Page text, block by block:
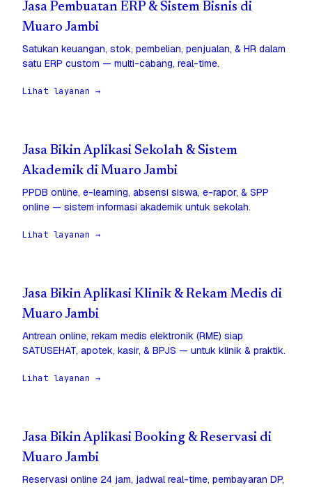
Jasa Pembuatan ERP & Sistem Bisnis di
Muaro Jambi
Satukan keuangan, stok, pembelian, penjualan, & HR dalam
satu ERP custom — multi-cabang, real-time.
Lihat layanan →
Jasa Bikin Aplikasi Sekolah & Sistem
Akademik di Muaro Jambi
PPDB online, e-learning, absensi siswa, e-rapor, & SPP
online — sistem informasi akademik untuk sekolah.
Lihat layanan →
Jasa Bikin Aplikasi Klinik & Rekam Medis di
Muaro Jambi
Antrean online, rekam medis elektronik (RME) siap
SATUSEHAT, apotek, kasir, & BPJS — untuk klinik & praktik.
Lihat layanan →
Jasa Bikin Aplikasi Booking & Reservasi di
Muaro Jambi
Reservasi online 24 jam, jadwal real-time, pembayaran DP,